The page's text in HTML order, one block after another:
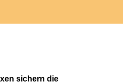
sichern die